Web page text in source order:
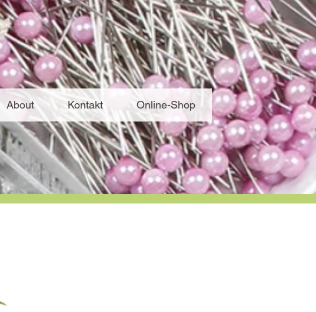
About Kontakt Online-Shop